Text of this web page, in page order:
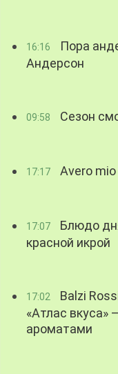
16:16
Пора
Андерсон
09:58 Сезон
17:17 Avero
17:07
Блюдо
красной икрой
17:02
Balzi
«Атлас вкуса»
ароматами